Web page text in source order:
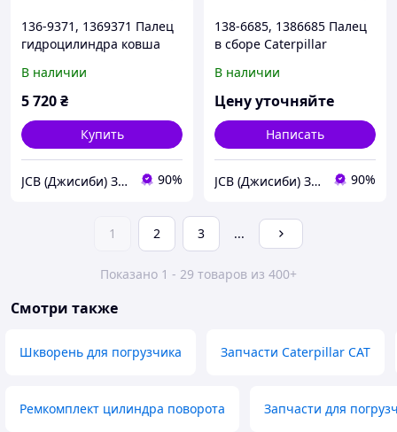
136-9371, 1369371 Палец
гидроцилиндра ковша
972H
В наличии
5 720₴
Купить
JCB (Джисиби) Запчасти - Сервис - Ремонт спецтехники 90%
138-6685, 1386685 Палец
в сборе Caterpillar
В наличии
Цену уточняйте
Написать
JCB (Джисиби) Запчасти - Сервис - Ремонт спецтехники 90%
1 2 3 ...
Показано 1 - 29 товаров из 400+
Смотри также
Шкворень для погрузчика Запчасти Caterpillar CAT
Ремкомплект цилиндра поворота Запчасти для